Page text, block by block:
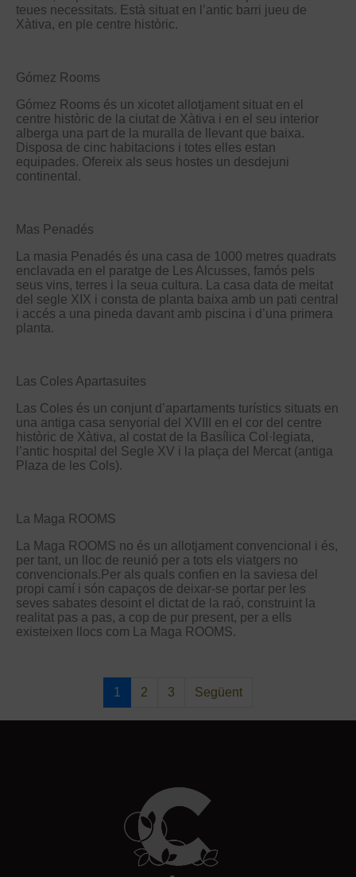
teues necessitats. Està situat en l’antic barri jueu de
Xàtiva, en ple centre històric.
Gómez Rooms
Gómez Rooms és un xicotet allotjament situat en el
centre històric de la ciutat de Xàtiva i en el seu interior
alberga una part de la muralla de llevant que baixa.
Disposa de cinc habitacions i totes elles estan
equipades. Ofereix als seus hostes un desdejuni
continental.
Mas Penadés
La masia Penadés és una casa de 1000 metres quadrats
enclavada en el paratge de Les Alcusses, famós pels
seus vins, terres i la seua cultura. La casa data de meitat
del segle XIX i consta de planta baixa amb un pati central
i accés a una pineda davant amb piscina i d’una primera
planta.
Las Coles Apartasuites
Las Coles és un conjunt d’apartaments turístics situats en
una antiga casa senyorial del XVIII en el cor del centre
històric de Xàtiva, al costat de la Basílica Col·legiata,
l’antic hospital del Segle XV i la plaça del Mercat (antiga
Plaza de les Cols).
La Maga ROOMS
La Maga ROOMS no és un allotjament convencional i és,
per tant, un lloc de reunió per a tots els viatgers no
convencionals.Per als quals confien en la saviesa del
propi camí i són capaços de deixar-se portar per les
seves sabates desoint el dictat de la raó, construint la
realitat pas a pas, a cop de pur present, per a ells
existeixen llocs com La Maga ROOMS.
1 2 3 Següent